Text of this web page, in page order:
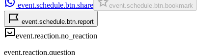
event.schedule.btn.share
event.schedule.btn.bookmark
event.schedule.btn.report
event.reaction.no_reaction
event.reaction.question